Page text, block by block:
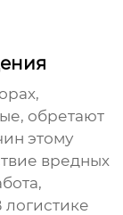
, обретают
этому
вредных
логистике